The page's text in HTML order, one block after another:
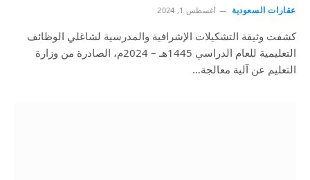
عقارات السعودية أغسطس 1, 2024
كشفت وثيقة التشكيلات الإشرافية والمدرسية لشاغلي الوظائف
التعليمية للعام الدراسي 1445هـ – 2024م، الصادرة من وزارة
التعليم عن آلية معالجة…